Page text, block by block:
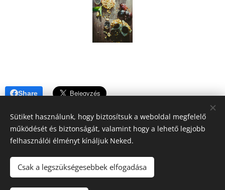
Share
A blogban megjelenő tartalomra (receptek, írások, fotók, stb.)
a szerzői jogról szóló 2016. évi XCIII. törvény
vonatkozik.Kérem, hogy felhasználásához kérjen engedélyt!
Sütiket használunk, hogy biztosítsuk a weboldal megfelelő
működését és biztonságát, valamint hogy a lehető legjobb
felhasználói élményt kínáljuk Neked.
Csak a legszükségesebbek elfogadása